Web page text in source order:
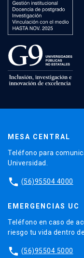
MESA CENTRAL
Teléfono para
Universidad.
phone (56)95504 4000
EMERGENCIAS UC
Teléfono en caso de
riesgo tu vida dentro
phone (56)95504 5000